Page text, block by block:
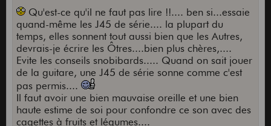
Maintenant, selon ce que tu cherches tu pourras
certainement trouver ton bonheur ailleurs. Si tu
veux une guitare pour du picking, très douce et
riche dans els transitoires, c'est plus sur d'autres
grattes que tu l'auras... Taylor ga5, gs5 peut être
même, table en cèdre et corps acajou, par
exemple...Ou carrément une parlor en érable type
larrivée p09. Là tu es sûr de partir dans une
direction qui n'a rien à voir avec la hd28. La hd28
c'est un 4*4 de l'acoustique. Puissante, racée,
Qu'est-ce qu'il ne faut pas lire !!.... ben si...essaie
quand-même les J45 de série.... la plupart du
temps, elles sonnent tout aussi bien que les Autres,
devrais-je écrire les Ôtres....bien plus chères,....
Evite les conseils snobibards..... Quand on sait jouer
de la guitare, une J45 de série sonne comme c'est
pas permis....
Il faut avoir une bien mauvaise oreille et une bien
haute estime de soi pour confondre ce son avec des
cagettes à fruits et légumes....